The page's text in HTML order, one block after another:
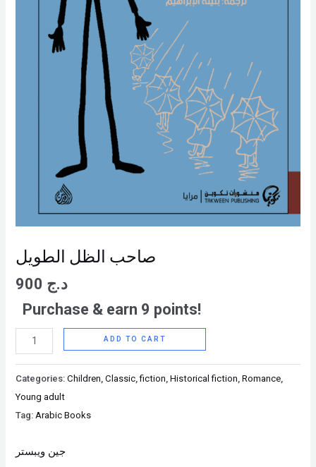
صاحب الظل الطويل
د.ج
Purchase & earn 9 points!
ADD TO CART
Categories:Children ,Classic ,fiction ,Historical fiction ,Romance
Young adult
Tag: Arabic Books
جين ويبستر